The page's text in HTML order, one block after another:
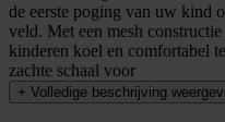
de eerste poging van uw kind
veld. Met een mesh
kinderen koel en comfortabel
zachte schaal voor
+ Volledige beschrijving